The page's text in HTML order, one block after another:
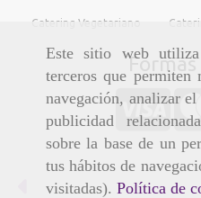
Este sitio web
terceros que permiten
navegación, analizar
publicidad
sobre la base de un
tus hábitos de
visitadas). Política de
Catering Vegetariano
Formas
Anterior